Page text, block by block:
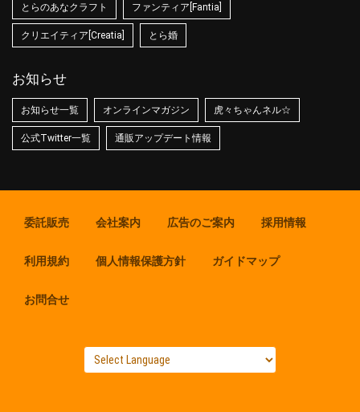
とらのあなクラフト ファンティア[Fantia]
クリエイティア[Creatia] とら婚
お知らせ
お知らせ一覧 オンラインマガジン 虎々ちゃんネル☆
公式Twitter一覧 通販アップデート情報
委託販売 会社案内 広告のご案内 採用情報
利用規約 個人情報保護方針 ガイドマップ
お問合せ